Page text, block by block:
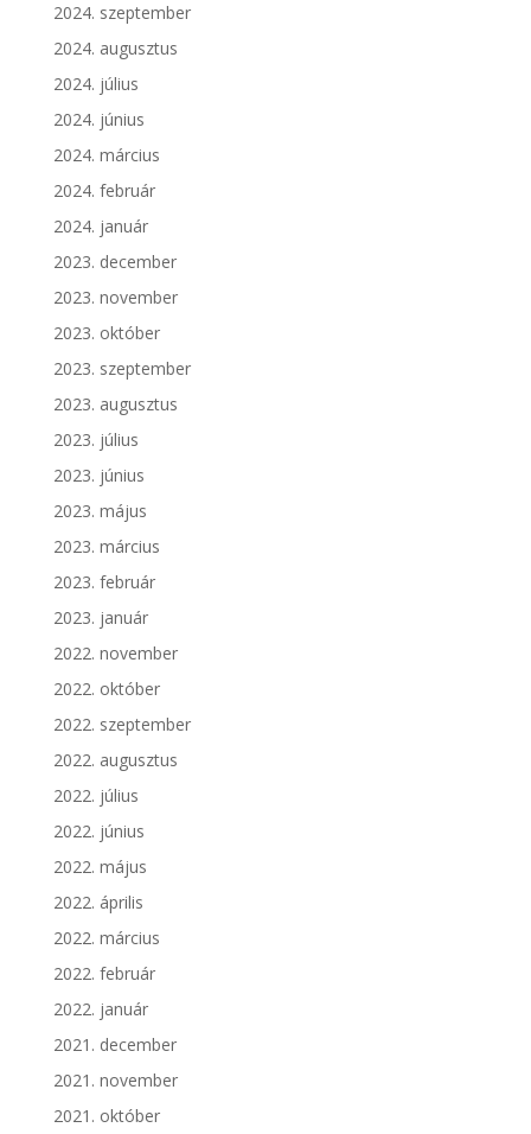
2024. szeptember
2024. augusztus
2024. július
2024. június
2024. március
2024. február
2024. január
2023. december
2023. november
2023. október
2023. szeptember
2023. augusztus
2023. július
2023. június
2023. május
2023. március
2023. február
2023. január
2022. november
2022. október
2022. szeptember
2022. augusztus
2022. július
2022. június
2022. május
2022. április
2022. március
2022. február
2022. január
2021. december
2021. november
2021. október